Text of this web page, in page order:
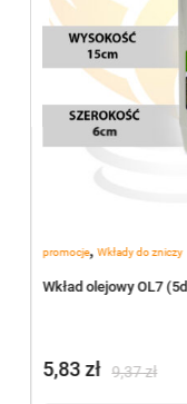
promocje, Wkłady do zniczy
Wkład olejowy OL7
9,37zł
5,83zł